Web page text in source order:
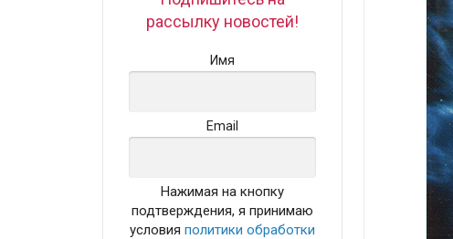
рассылку новостей!
Имя
Email
Нажимая на кнопку
подтверждения, я принимаю
условияполитики обработки